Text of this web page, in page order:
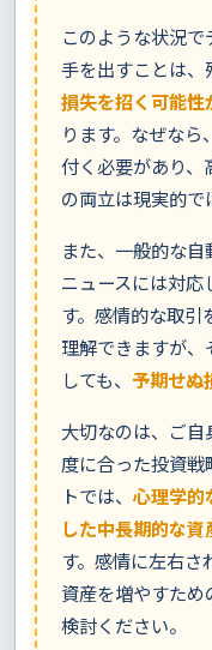
このような状況
手を出すことは、
損失を招く可能性
ります。なぜな
付く必要があり、
の両立は現実的で
また、一般的な
ニュースには対応
す。感情的な取引
理解できますが
しても、 予期せぬ
大切なのは、ご
度に合った投資
トでは、 心理学的
した中長期的な
す。感情に左右
資産を増やすた
検討ください。